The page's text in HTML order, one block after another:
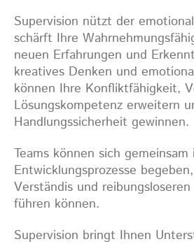
Supervision nützt der
schärft Ihre
neuen Erfahrungen und
kreatives Denken und
können Ihre Konfliktfähigkeit,
Lösungskompetenz erweitern
Handlungssicherheit gewinnen.
Teams können sich gemeinsam
Entwicklungsprozesse
Verständis und
führen können.
Supervision bringt Ihnen